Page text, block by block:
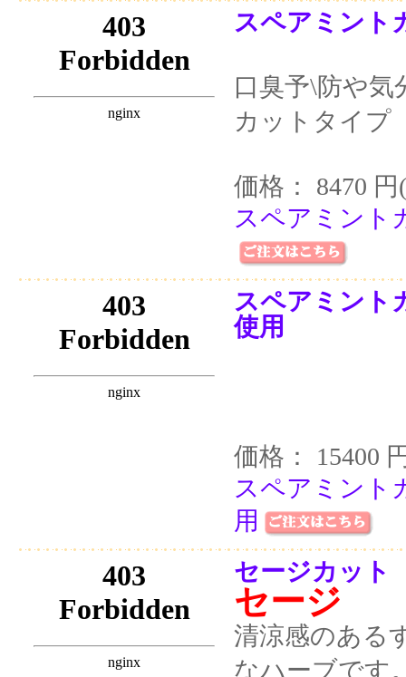
スペアミント
口臭予\防や
カットタイプ
価格： 8470
スペアミント
スペアミント
使用
価格： 15400
スペアミント
用
セージカッ
セージ
清涼感のある
なハーブです